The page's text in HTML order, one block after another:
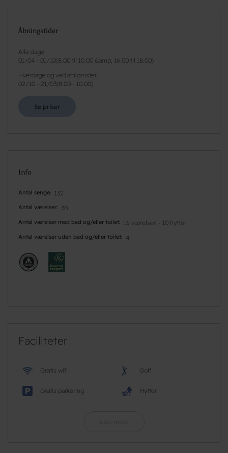
Åbningstider
Alle dage
01/04 - 01/10( 8.00 til 10.00 &amp; 16.00 til 18.00)
Hverdage og ved ankomster
02/10 - 21/03( 8.00 - 10.00)
Se priser
Info
Antal senge 132
Antal værelser 30
Antal værelser med bad og/eller toilet 16 værelser + 10 hytter
Antal værelser uden bad og/eller toilet 4
Faciliteter
Gratis wifi Golf
Gratis parkering Hytter